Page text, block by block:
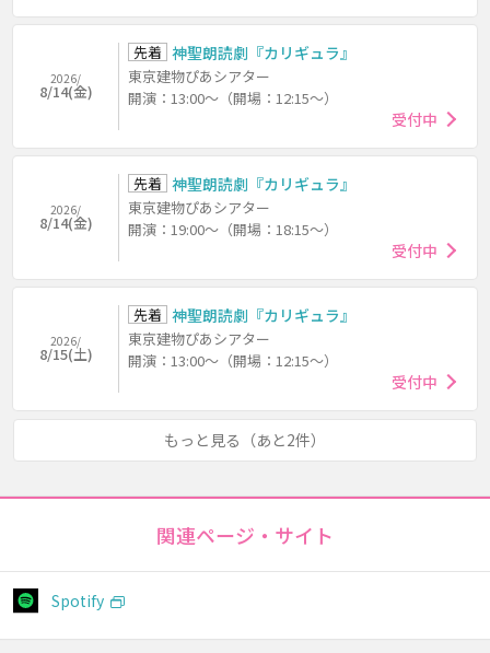
2026/
8/14(金)
先着 神聖朗読劇『カリギュラ』
東京建物ぴあシアター
開演：13:00～（開場：12:15～）
受付中
2026/
8/14(金)
先着 神聖朗読劇『カリギュラ』
東京建物ぴあシアター
開演：19:00～（開場：18:15～）
受付中
2026/
8/15(土)
先着 神聖朗読劇『カリギュラ』
東京建物ぴあシアター
開演：13:00～（開場：12:15～）
受付中
もっと見る（あと2件）
関連ページ・サイト
Spotify